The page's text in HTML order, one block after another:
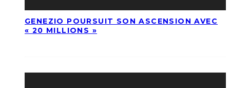
GENEZIO POURSUIT SON ASCENSION AVEC
« 20 MILLIONS »